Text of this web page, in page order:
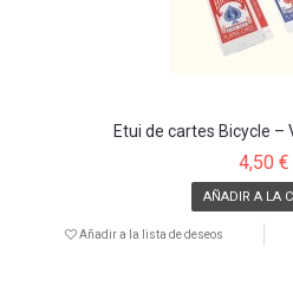
Etui de cartes Bicycle –
4,50 €
AÑADIR A LA
Añadir a la lista de deseos